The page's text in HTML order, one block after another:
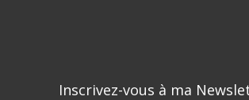
Inscrivez-vous à ma